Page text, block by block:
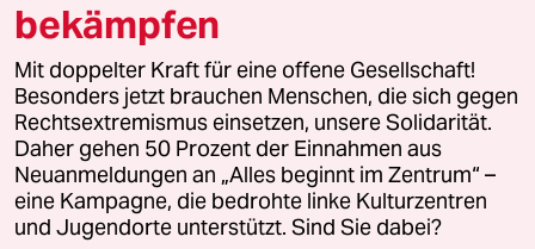
© 2026 taz Verlags und Vertriebs GmbH
Alle Rechte vorbehalten. Bei rechtlichen Fragen oder für Genehmigungen
wenden Sie sich bitte an
lizenzen@taz.de
Feedback Redaktionsstatut Kommune-Richtlinien
Leitlinie Informant Datenschutz Impressum AGB
bekämpfen
Mit doppelter Kraft für eine offene Gesellschaft!
Besonders jetzt brauchen Menschen, die sich gegen
Rechtsextremismus einsetzen, unsere Solidarität.
Daher gehen 50 Prozent der Einnahmen aus
Neuanmeldungen an „Alles beginnt im Zentrum“ –
eine Kampagne, die bedrohte linke Kulturzentren
und Jugendorte unterstützt. Sind Sie dabei?